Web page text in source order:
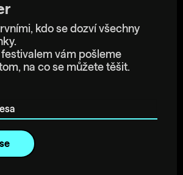
kdo se dozví všechny
vám pošleme
na co se můžete těšit.